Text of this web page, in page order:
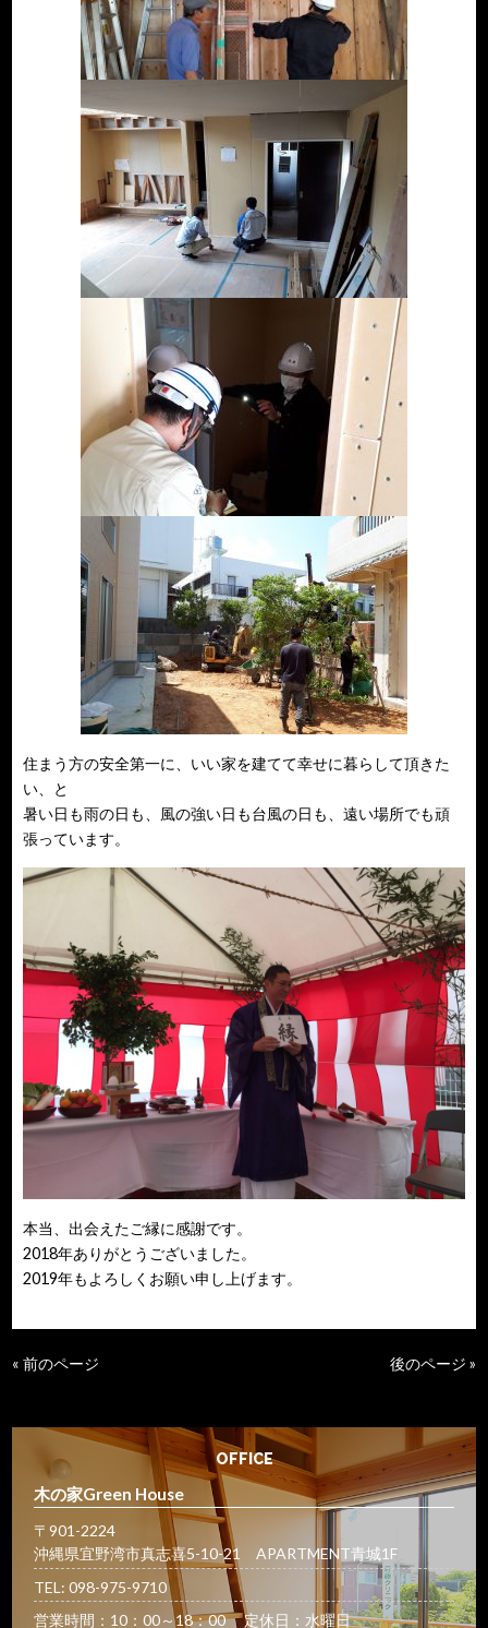
住まう方の安全第一に、いい家を建てて幸せに暮らして頂きた
い、と
暑い日も雨の日も、風の強い日も台風の日も、遠い場所でも頑
張っています。
本当、出会えたご縁に感謝です。
2018年ありがとうございました。
2019年もよろしくお願い申し上げます。
« 前のページ 後のページ »
OFFICE
木の家Green House
〒901-2224
沖縄県宜野湾市真志喜5-10-21 APARTMENT青城1F
TEL: 098-975-9710
営業時間：10：00～18：00 定休日：水曜日